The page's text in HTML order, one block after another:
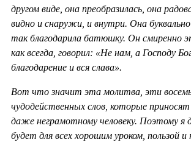
другом виде, она преобразилась, она
видно и снаружи, и внутри. Она
так благодарила батюшку. Он смиренно
как всегда, говорил: «Не нам, а Господу
благодарение и вся слава».
Вот что значит эта молитва, эти восемь
чудодейственных слов, которые
даже неграмотному человеку. Поэтому
будет для всех хорошим уроком, пользой и